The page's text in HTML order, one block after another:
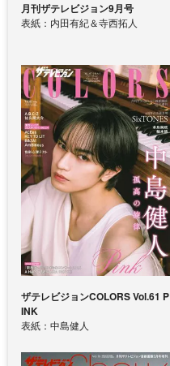
月刊ザテレビジョン9月号
表紙：内田有紀＆寺西拓人
ザテレビジョンCOLORS Vol.61 P
INK
表紙：中島健人